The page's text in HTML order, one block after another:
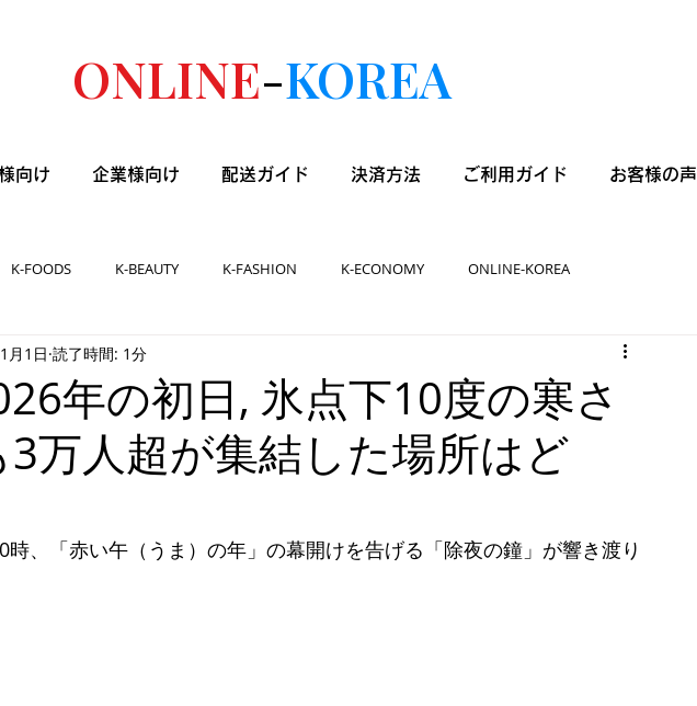
ONLINE-KOREA
向け 企業様向け 配送ガイド 決済方法 ご利用ガイド お客様の声
K-FOODS K-BEAUTY K-FASHION K-ECONOMY ONLINE-KOREA
年の初日, 氷点下10度の寒さ
万人超が集結した場所はど
1月1日 読了時間: 1分
時、「赤い午（うま）の年」の幕開けを告げる「除夜の鐘」が響き渡り